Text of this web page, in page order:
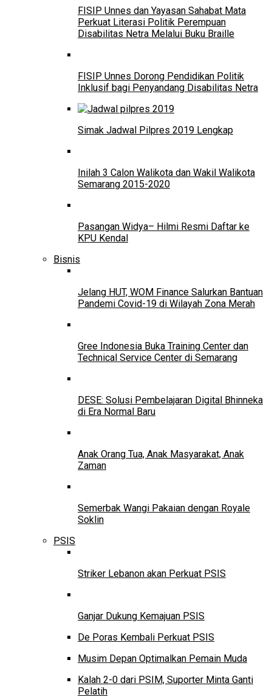
FISIP Unnes dan Yayasan Sahabat Mata
Perkuat Literasi Politik Perempuan
Disabilitas Netra Melalui Buku Braille
FISIP Unnes Dorong Pendidikan Politik
Inklusif bagi Penyandang Disabilitas Netra
Simak Jadwal Pilpres 2019 Lengkap
Inilah 3 Calon Walikota dan Wakil Walikota
Semarang 2015-2020
Pasangan Widya– Hilmi Resmi Daftar ke
KPU Kendal
Bisnis
Jelang HUT, WOM Finance Salurkan Bantuan
Pandemi Covid-19 di Wilayah Zona Merah
Gree Indonesia Buka Training Center dan
Technical Service Center di Semarang
DESE: Solusi Pembelajaran Digital Bhinneka
di Era Normal Baru
Anak Orang Tua, Anak Masyarakat, Anak
Zaman
Semerbak Wangi Pakaian dengan Royale
Soklin
PSIS
Striker Lebanon akan Perkuat PSIS
Ganjar Dukung Kemajuan PSIS
De Poras Kembali Perkuat PSIS
Musim Depan Optimalkan Pemain Muda
Kalah 2-0 dari PSIM, Suporter Minta Ganti
Pelatih